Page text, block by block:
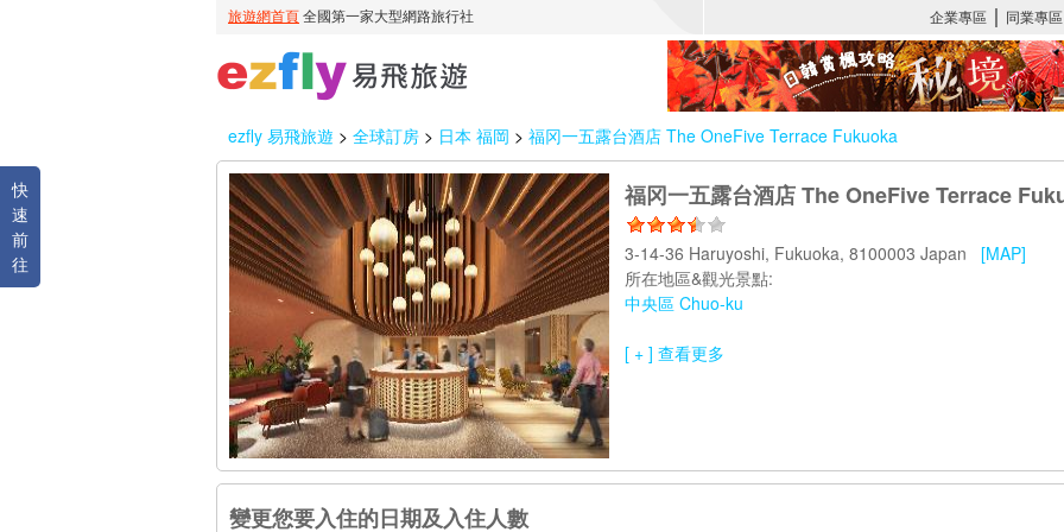
ezfly 易飛旅遊 > 全球訂房 > 日本 福岡 > 福冈一五露台酒店 The OneFive Terrace Fukuoka
快
速
前
往
福冈一五露台酒店 The OneFive Terrace
3-14-36 Haruyoshi, Fukuoka, 8100003 Japan [MAP]
所在地區&觀光景點:
中央區 Chuo-ku
[ + ] 查看更多
變更您要入住的日期及入住人數